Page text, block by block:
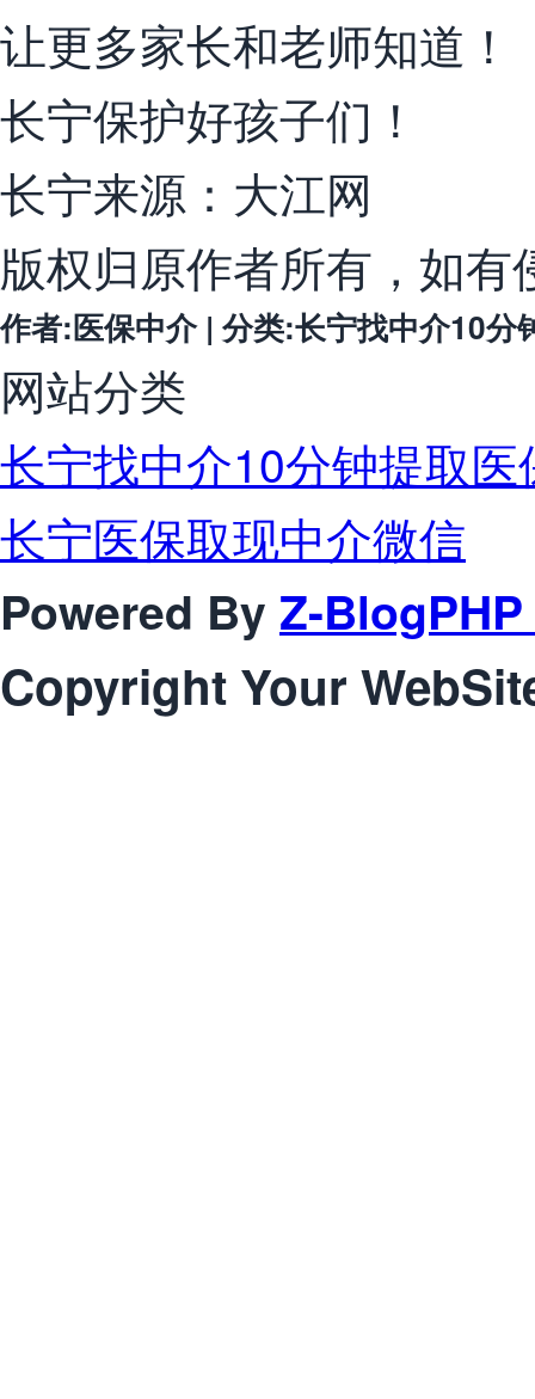
让更多家长和老师知道！
长宁保护好孩子们！
长宁来源：大江网
版权归原作者所有，如有
作者:医保中介 | 分类:长宁找中介10
网站分类
长宁找中介10分钟提取医
长宁医保取现中介微信
Powered By Z-
Copyright Your